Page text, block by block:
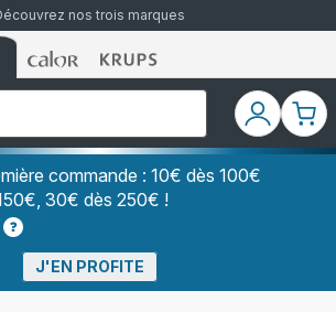
nos trois marques
Accueil
Rowenta
Accueil
Rowenta
Accueil
Rowenta
Mon
compte
Mon
commande : 10€ dès 100€
30€ dès 250€ !
J'EN PROFITE